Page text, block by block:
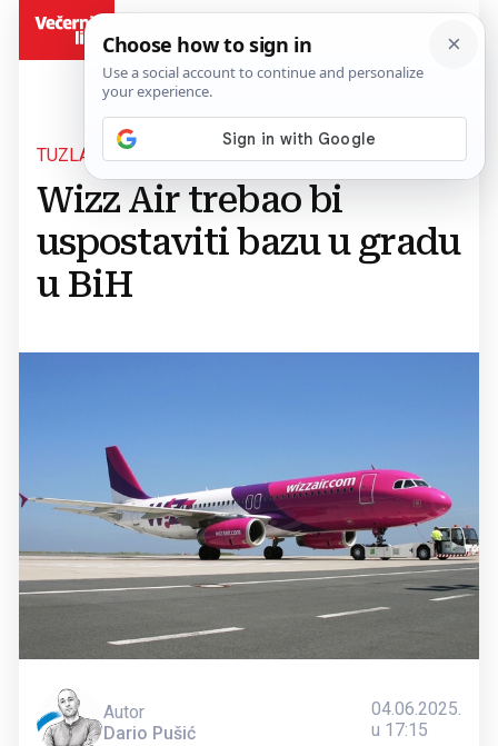
TUZLA
Wizz Air trebao bi
uspostaviti bazu u gradu
u BiH
Autor
Dario Pušić
04.06.2025.
u 17:15